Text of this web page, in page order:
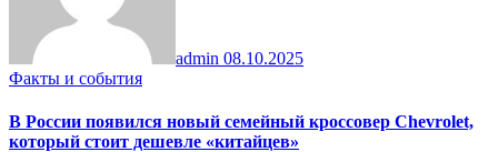
admin 08.10.2025
Факты и события
В России появился новый семейный кроссовер Chevrolet,
который стоит дешевле «китайцев»